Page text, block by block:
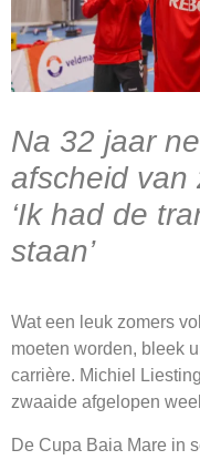
Na 32 jaar
afscheid van
‘Ik had de
staan’
Wat een leuk zomers
moeten worden, bleek
carrière. Michiel
zwaaide afgelopen
De Cupa Baia Mare in